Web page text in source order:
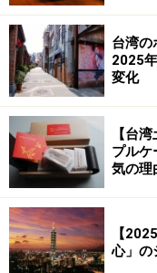
台湾の
2025
変化
【台
プルケ
気の理
【
心」の